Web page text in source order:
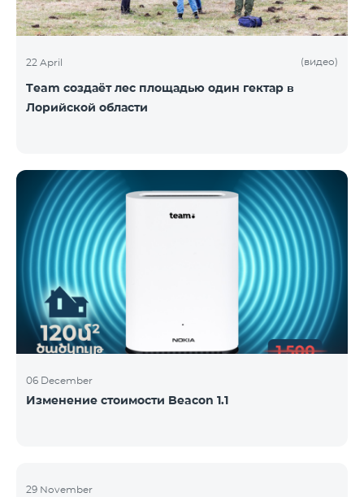
22 April (видео)
Team создаёт лес площадью один гектар в
Лорийской области
06 December
Изменение стоимости Beacon 1.1
29 November